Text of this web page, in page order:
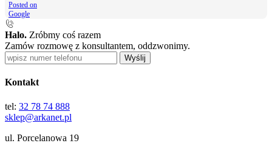
Posted on
Google
Halo. Zróbmy coś razem
Zamów rozmowę z konsultantem, oddzwonimy.
Wyślij
Kontakt
tel: 32 78 74 888
sklep@arkanet.pl
ul. Porcelanowa 19